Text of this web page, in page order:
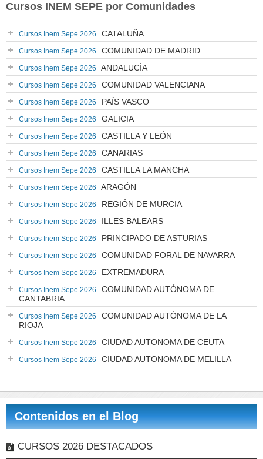
Cursos INEM SEPE por Comunidades
Cursos Inem Sepe 2026 CATALUÑA
Cursos Inem Sepe 2026 COMUNIDAD DE MADRID
Cursos Inem Sepe 2026 ANDALUCÍA
Cursos Inem Sepe 2026 COMUNIDAD VALENCIANA
Cursos Inem Sepe 2026 PAÍS VASCO
Cursos Inem Sepe 2026 GALICIA
Cursos Inem Sepe 2026 CASTILLA Y LEÓN
Cursos Inem Sepe 2026 CANARIAS
Cursos Inem Sepe 2026 CASTILLA LA MANCHA
Cursos Inem Sepe 2026 ARAGÓN
Cursos Inem Sepe 2026 REGIÓN DE MURCIA
Cursos Inem Sepe 2026 ILLES BALEARS
Cursos Inem Sepe 2026 PRINCIPADO DE ASTURIAS
Cursos Inem Sepe 2026 COMUNIDAD FORAL DE NAVARRA
Cursos Inem Sepe 2026 EXTREMADURA
Cursos Inem Sepe 2026
COMUNIDAD AUTÓNOMA DE
CANTABRIA
Cursos Inem Sepe 2026
COMUNIDAD AUTÓNOMA DE LA
RIOJA
Cursos Inem Sepe 2026 CIUDAD AUTONOMA DE CEUTA
Cursos Inem Sepe 2026 CIUDAD AUTONOMA DE MELILLA
Contenidos en el Blog
CURSOS 2026 DESTACADOS